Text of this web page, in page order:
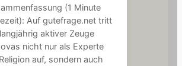
(1 Minute
Auf gutefrage.net tritt
aktiver Zeuge
nicht nur als Experte
auf, sondern auch